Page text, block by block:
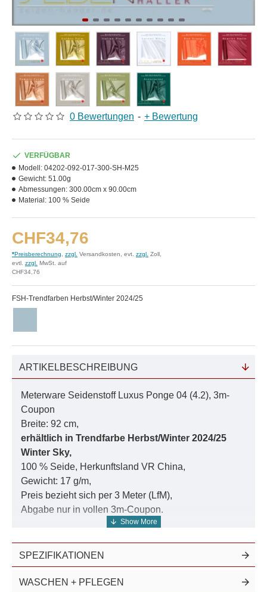
0 Bewertungen - + Bewertung
CHF34,76
*Preisberechnung zzgl. Versandkosten, evt. zzgl. Zoll,
evtl. zzgl. MwSt. auf
CHF34,76
VERFÜGBAR
Modell: 04202-092-017-300-SH-M25
Gewicht: 51.00g
Abmessungen: 300.00cm x 90.00cm
Material: 100 % Seide
FSH-Trendfarben Herbst/Winter 2024/25
ARTIKELBESCHREIBUNG
Meterware Seidenstoff Luxus Ponge 04 (4.2), 3m-
Coupon
Breite: 92 cm,
erhältlich in Trendfarbe Herbst/Winter 2024/25
Winter Sky,
100 % Seide, Herkunftsland VR China,
Gewicht: 17 g/m,
Preis bezieht sich per 3 Meter (LfM),
Abgabe nur in vollen 3m-Coupon.
Sie erhalten bei einer Mengenangabe grösser als 1
SPEZIFIKATIONEN
WASCHEN + PFLEGEN